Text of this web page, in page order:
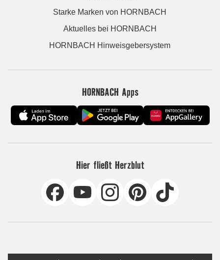
Starke Marken von HORNBACH
Aktuelles bei HORNBACH
HORNBACH Hinweisgebersystem
HORNBACH Apps
Hier fließt Herzblut